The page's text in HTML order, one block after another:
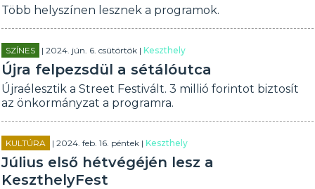
Több helyszínen lesznek a programok.
SZÍNES | 2024. jún. 6. csütörtök |Keszthely
Újra felpezsdül a sétálóutca
Újraélesztik a Street Festivált. 3 millió forintot biztosít
az önkormányzat a programra.
KULTÚRA | 2024. feb. 16. péntek |Keszthely
Július első hétvégéjén lesz a
KeszthelyFest